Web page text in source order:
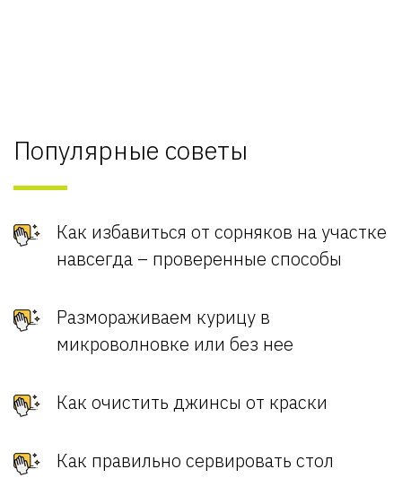
Популярные советы
Как избавиться от сорняков на участке
навсегда – проверенные способы
Размораживаем курицу в
микроволновке или без нее
Как очистить джинсы от краски
Как правильно сервировать стол